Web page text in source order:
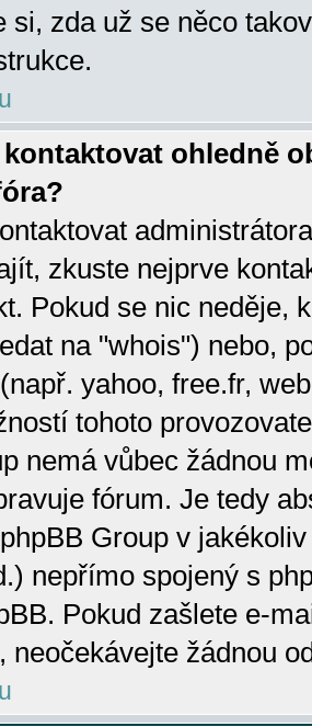
si, zda už se něco
ohledně
zkuste nejprve
Pokud se nic neděje,
na "whois") nebo,
yahoo, free.fr,
tohoto
nemá vůbec žádnou
fórum. Je tedy
Group v
nepřímo spojený s
Pokud zašlete e-
neočekávejte žádnou